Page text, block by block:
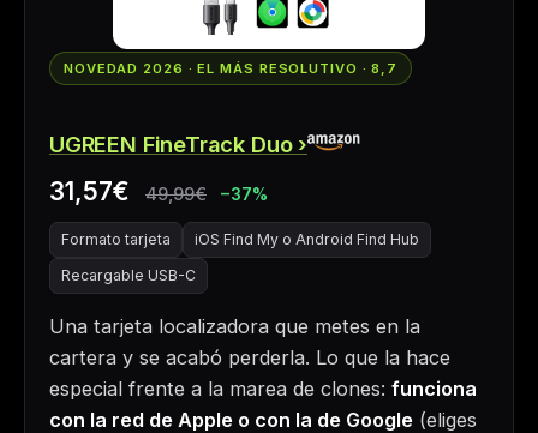
NOVEDAD 2026 · EL MÁS RESOLUTIVO · 8,7
UGREEN FineTrack Duo
31,57€ 49,99€ −37%
Formato tarjeta
iOS Find My o Android Find Hub
Recargable USB-C
Una tarjeta localizadora que metes en la
cartera y se acabó perderla. Lo que la hace
especial frente a la marea de clones: funciona
con la red de Apple o con la de Google (eliges